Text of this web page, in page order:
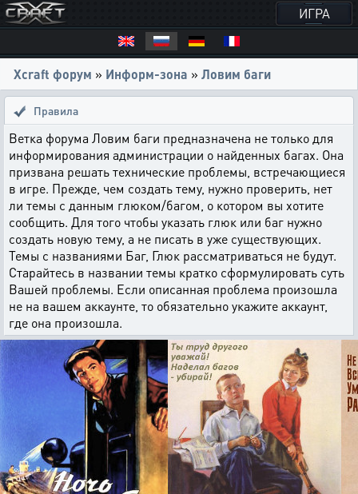
ИГРА
Xcraft форум » Информ-зона » Ловим баги
Правила
Ветка форума Ловим баги предназначена не только для
информирования администрации о найденных багах. Она
призвана решать технические проблемы, встречающиеся
в игре. Прежде, чем создать тему, нужно проверить, нет
ли темы с данным глюком/багом, о котором вы хотите
сообщить. Для того чтобы указать глюк или баг нужно
создать новую тему, а не писать в уже существующих.
Темы с названиями Баг, Глюк рассматриваться не будут.
Старайтесь в названии темы кратко сформулировать суть
Вашей проблемы. Если описанная проблема произошла
не на вашем аккаунте, то обязательно укажите аккаунт,
где она произошла.